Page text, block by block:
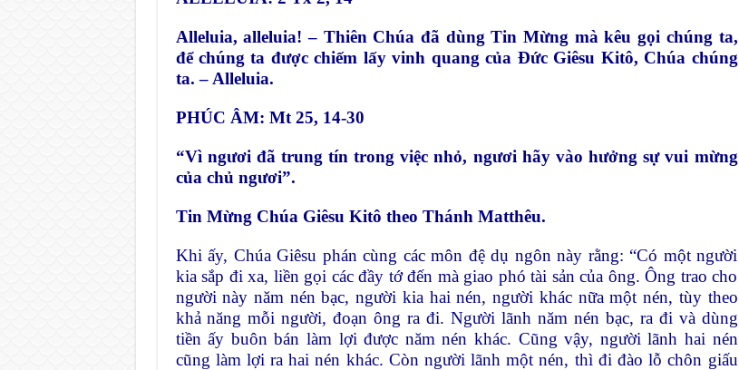
Alleluia, alleluia! – Thiên Chúa đã dùng Tin Mừng mà kêu gọi chúng ta,
để chúng ta được chiếm lấy vinh quang của Đức Giêsu Kitô, Chúa chúng
ta. – Alleluia.
PHÚC ÂM: Mt 25, 14-30
“Vì ngươi đã trung tín trong việc nhỏ, ngươi hãy vào hưởng sự vui mừng
của chủ ngươi”.
Tin Mừng Chúa Giêsu Kitô theo Thánh Matthêu.
Khi ấy, Chúa Giêsu phán cùng các môn đệ dụ ngôn này rằng: “Có một người
kia sắp đi xa, liền gọi các đầy tớ đến mà giao phó tài sản của ông. Ông trao cho
người này năm nén bạc, người kia hai nén, người khác nữa một nén, tùy theo
khả năng mỗi người, đoạn ông ra đi. Người lãnh năm nén bạc, ra đi và dùng
tiền ấy buôn bán làm lợi được năm nén khác. Cũng vậy, người lãnh hai nén
cũng làm lợi ra hai nén khác. Còn người lãnh một nén, thì đi đào lỗ chôn giấu